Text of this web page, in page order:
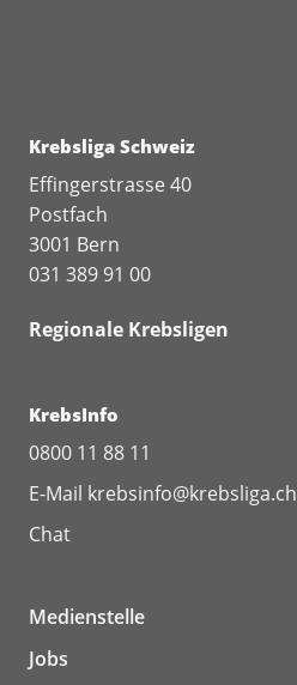
Krebsliga Schweiz
Effingerstrasse 40
Postfach
3001 Bern
031 389 91 00
Regionale Krebsligen
KrebsInfo
0800 11 88 11
E-Mail krebsinfo@krebsliga.ch
Chat
Medienstelle
Jobs